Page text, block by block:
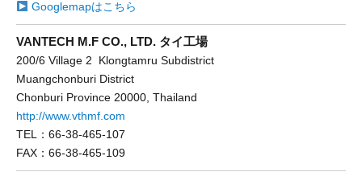
Googlemapはこちら
VANTECH M.F CO., LTD. タイ工場
200/6 Village 2 Klongtamru Subdistrict
Muangchonburi District
Chonburi Province 20000, Thailand
http://www.vthmf.com
TEL：66-38-465-107
FAX：66-38-465-109